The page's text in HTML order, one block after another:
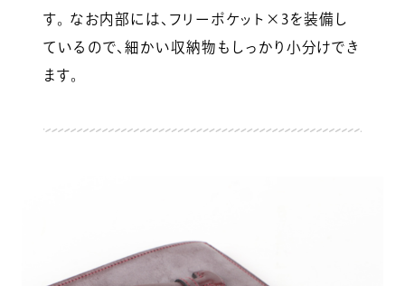
す。 なお内部には、フリーポケット×3を装備し
ているので、細かい収納物もしっかり小分けでき
ます。